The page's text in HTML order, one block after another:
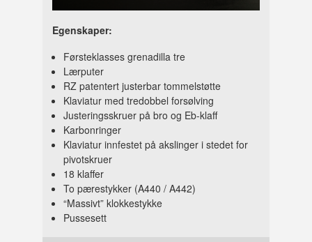
Egenskaper:
Førsteklasses grenadilla tre
Lærputer
RZ patentert justerbar tommelstøtte
Klaviatur med tredobbel forsølving
Justeringsskruer på bro og Eb-klaff
Karbonringer
Klaviatur innfestet på akslinger i stedet for
pivotskruer
18 klaffer
To pærestykker (A440 / A442)
“Massivt” klokkestykke
Pussesett